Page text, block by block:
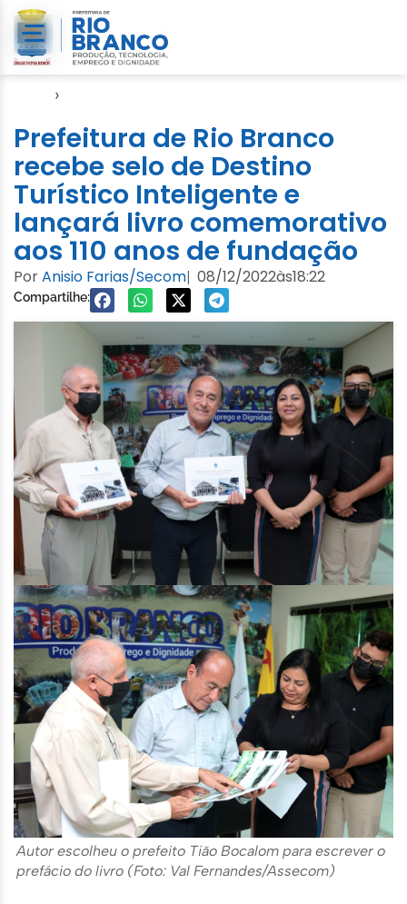
›
Prefeitura de Rio Branco
recebe selo de Destino
Turístico Inteligente e
lançará livro comemorativo
aos 110 anos de fundação
PorAnisio Farias/Secom| 08/12/2022às18:22
Compartilhe:
Autor escolheu o prefeito Tião Bocalom para escrever o
prefácio do livro (Foto: Val Fernandes/Assecom)